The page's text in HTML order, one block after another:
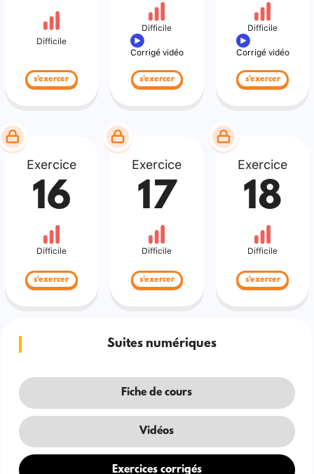
Difficile
s'exercer
Difficile
Corrigé vidéo
s'exercer
Difficile
Corrigé vidéo
s'exercer
Exercice
16
Difficile
s'exercer
Exercice
17
Difficile
s'exercer
Exercice
18
Difficile
s'exercer
Suites numériques
Fiche de cours
Vidéos
Exercices corrigés